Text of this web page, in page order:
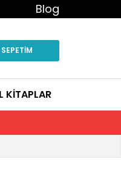
Blog
SEPETİM
KİTAPLAR